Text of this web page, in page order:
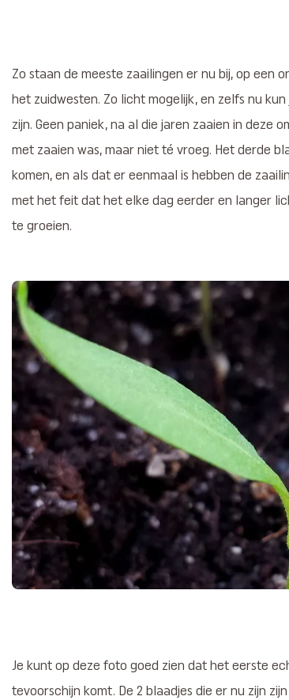
Zo staan de meeste zaailingen er nu bij, op een
het zuidwesten. Zo licht mogelijk, en zelfs nu
zijn. Geen paniek, na al die jaren zaaien in deze
met zaaien was, maar niet té vroeg. Het derde
komen, en als dat er eenmaal is hebben de
met het feit dat het elke dag eerder en langer
te groeien.
Je kunt op deze foto goed zien dat het eerste
tevoorschijn komt. De 2 blaadjes die er nu zijn